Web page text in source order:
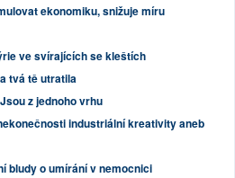
ekonomiku, snižuje míru
ve svírajících se kleštích
tvá tě utratila
Jsou z jednoho vrhu
industriální kreativity aneb
bludy o umírání v nemocnici